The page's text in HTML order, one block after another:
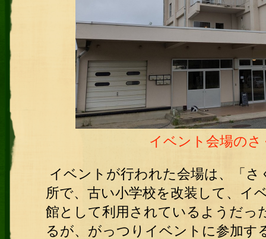
イベント会場の
イベントが行われた会場は、「
所で、古い小学校を改装して、イ
館として利用されているようだっ
るが、がっつりイベントに参加す